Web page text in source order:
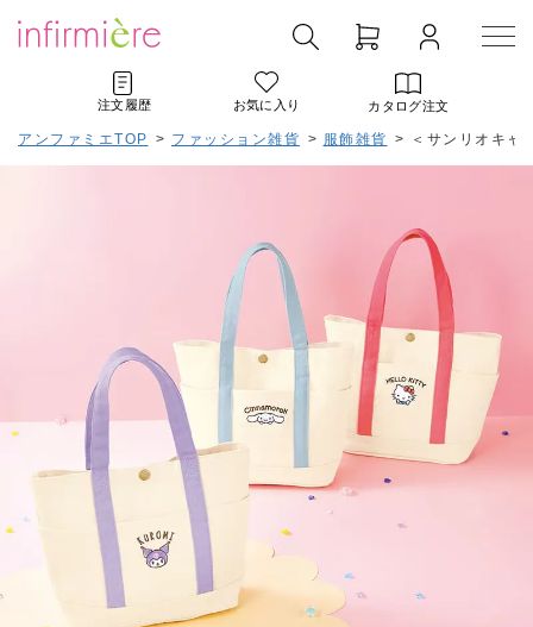
注文履歴 お気に入り カタログ注文
アンファミエTOP > ファッション雑貨 > 服飾雑貨 > ＜サンリオキャ